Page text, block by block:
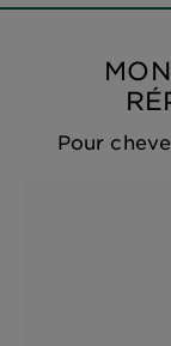
Pour